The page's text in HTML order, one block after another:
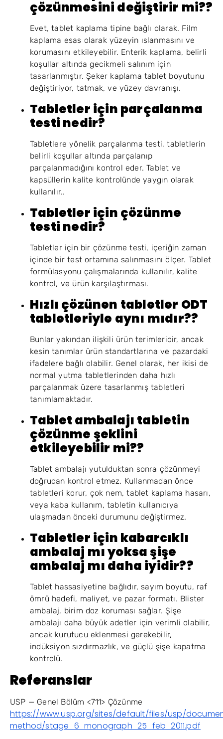
çözünmesini değiştirir mi??
Evet, tablet kaplama tipine bağlı olarak. Film
kaplama esas olarak yüzeyin ıslanmasını ve
korumasını etkileyebilir. Enterik kaplama, belirli
koşullar altında gecikmeli salınım için
tasarlanmıştır. Şeker kaplama tablet boyutunu
değiştiriyor, tatmak, ve yüzey davranışı.
Tabletler için parçalanma
testi nedir?
Tabletlere yönelik parçalanma testi, tabletlerin
belirli koşullar altında parçalanıp
parçalanmadığını kontrol eder. Tablet ve
kapsüllerin kalite kontrolünde yaygın olarak
kullanılır..
Tabletler için çözünme
testi nedir?
Tabletler için bir çözünme testi, içeriğin zaman
içinde bir test ortamına salınmasını ölçer. Tablet
formülasyonu çalışmalarında kullanılır, kalite
kontrol, ve ürün karşılaştırması.
Hızlı çözünen tabletler ODT
tabletleriyle aynı mıdır??
Bunlar yakından ilişkili ürün terimleridir, ancak
kesin tanımlar ürün standartlarına ve pazardaki
ifadelere bağlı olabilir. Genel olarak, her ikisi de
normal yutma tabletlerinden daha hızlı
parçalanmak üzere tasarlanmış tabletleri
tanımlamaktadır.
Tablet ambalajı tabletin
çözünme şeklini
etkileyebilir mi??
Tablet ambalajı yutulduktan sonra çözünmeyi
doğrudan kontrol etmez. Kullanmadan önce
tabletleri korur, çok nem, tablet kaplama hasarı,
veya kaba kullanım, tabletin kullanıcıya
ulaşmadan önceki durumunu değiştirmez.
Tabletler için kabarcıklı
ambalaj mı yoksa şişe
ambalaj mı daha iyidir??
Tablet hassasiyetine bağlıdır, sayım boyutu, raf
ömrü hedefi, maliyet, ve pazar formatı. Blister
ambalaj, birim doz koruması sağlar. Şişe
ambalajı daha büyük adetler için verimli olabilir,
ancak kurutucu eklenmesi gerekebilir,
indüksiyon sızdırmazlık, ve güçlü şişe kapatma
kontrolü.
Referanslar
USP — Genel Bölüm <711> Çözünme
https://www.usp.org/sites/default/files/usp/
method/stage_6_monograph_25_feb_2011.pdf